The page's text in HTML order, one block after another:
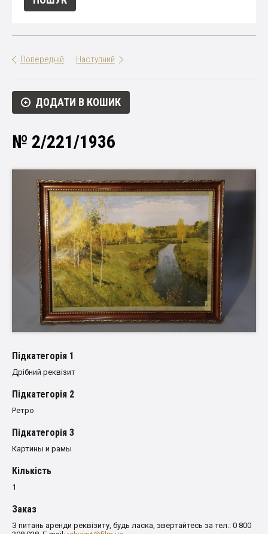
Попередній Наступний
ДОДАТИ В КОШИК
№ 2/221/1936
Пiдкатегорiя 1
Дрібний реквізит
Пiдкатегорiя 2
Ретро
Пiдкатегорiя 3
Картины и рамы
Кількість
1
Заказ
З питань аренди реквізиту, будь ласка, звертайтесь за тел.: 0 800